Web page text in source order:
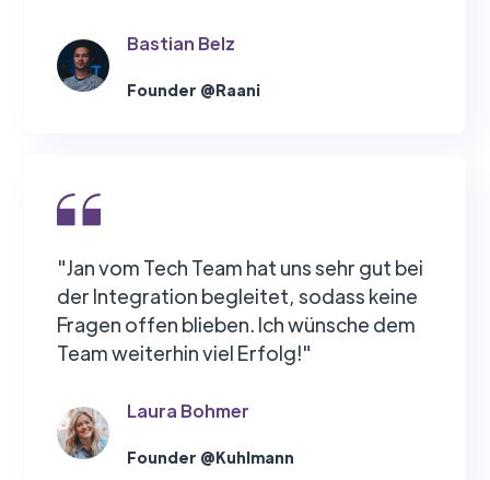
Bastian Belz
Founder @Raani
"Jan vom Tech Team hat uns sehr gut bei
der Integration begleitet, sodass keine
Fragen offen blieben. Ich wünsche dem
Team weiterhin viel Erfolg!"
Laura Bohmer
Founder @Kuhlmann